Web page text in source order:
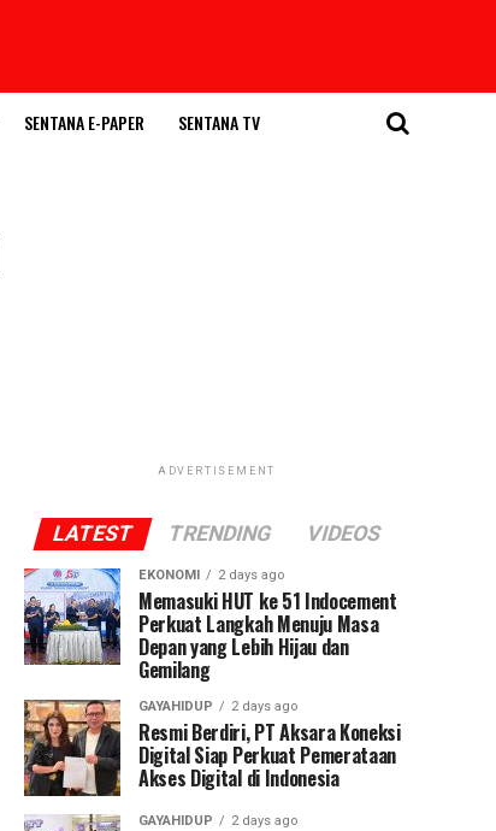
SENTANA E-PAPER SENTANA TV
ADVERTISEMENT
LATEST TRENDING VIDEOS
EKONOMI 2 days ago
Memasuki HUT ke 51 Indocement
Perkuat Langkah Menuju Masa
Depan yang Lebih Hijau dan
Gemilang
GAYAHIDUP 2 days ago
Resmi Berdiri, PT Aksara Koneksi
Digital Siap Perkuat Pemerataan
Akses Digital di Indonesia
GAYAHIDUP 2 days ago